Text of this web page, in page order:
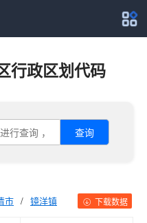
行政区划代码
查询
市 / 镜洋镇 下载数据